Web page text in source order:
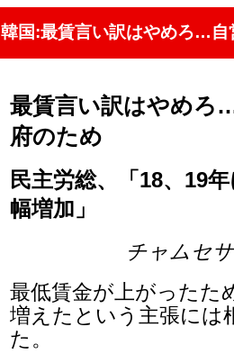
韓国:最賃言い訳はやめろ…自
最賃言い訳はやめろ
府のため
民主労総、「18、19
幅増加」
チャムセ
最低賃金が上がったた
増えたという主張には
た。